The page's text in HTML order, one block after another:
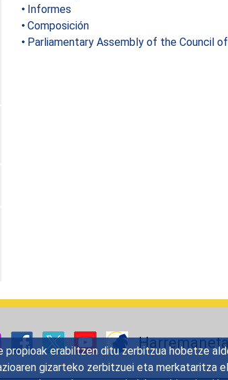
propioak erabiltzen ditu zerbitzua hobetze
gizarteko zerbitzuei eta merkataritza
Informes
Composición
Parliamentary Assembly of the Council